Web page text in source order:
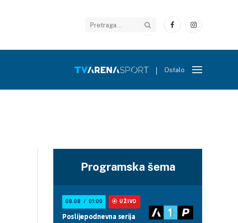
FacebookInstagram
Ostalo
Programska šema